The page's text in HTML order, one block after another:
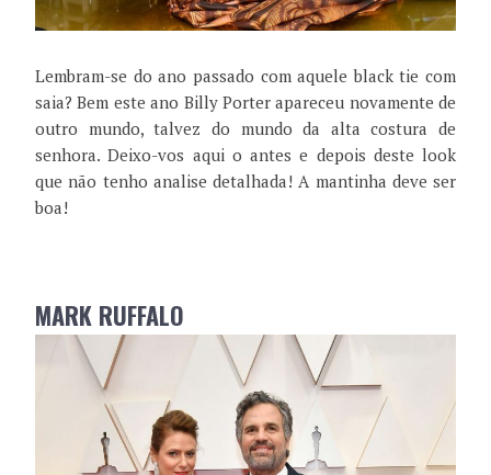
Lembram-se do ano passado com aquele black tie com
saia? Bem este ano Billy Porter apareceu novamente de
outro mundo, talvez do mundo da alta costura de
senhora. Deixo-vos aqui o antes e depois deste look
que não tenho analise detalhada! A mantinha deve ser
boa!
MARK RUFFALO